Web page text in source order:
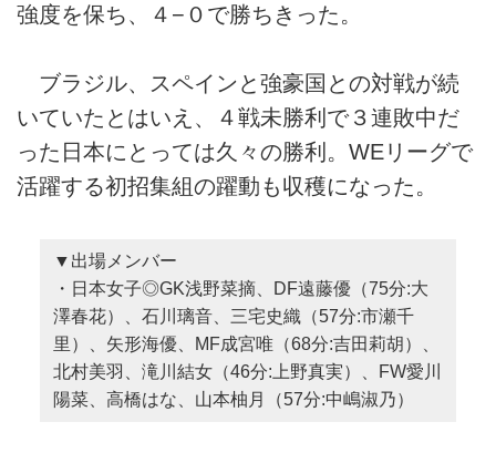
強度を保ち、４−０で勝ちきった。
ブラジル、スペインと強豪国との対戦が続
いていたとはいえ、４戦未勝利で３連敗中だ
った日本にとっては久々の勝利。WEリーグで
活躍する初招集組の躍動も収穫になった。
▼出場メンバー
・日本女子◎GK浅野菜摘、DF遠藤優（75分:大
澤春花）、石川璃音、三宅史織（57分:市瀬千
里）、矢形海優、MF成宮唯（68分:吉田莉胡）、
北村美羽、滝川結女（46分:上野真実）、FW愛川
陽菜、高橋はな、山本柚月（57分:中嶋淑乃）